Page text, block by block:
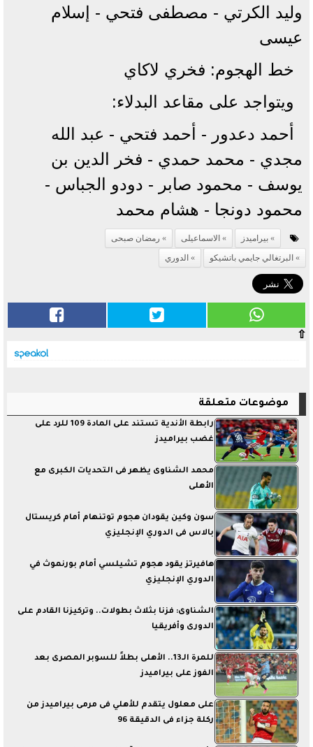
وليد الكرتي - مصطفى فتحي - إسلام
عيسى
خط الهجوم: فخري لاكاي
ويتواجد على مقاعد البدلاء:
أحمد دعدور - أحمد فتحي - عبد الله
مجدي - محمد حمدي - فخر الدين بن
يوسف - محمود صابر - دودو الجباس -
محمود دونجا - هشام محمد
بيراميدز الاسماعيلى
رمضان صبحى
البرتغالي جايمي باتشيكو
الدوري
⇧
موضوعات متعلقة
رابطة الأندية تستند على المادة 109 للرد على
غضب بيراميدز
محمد الشناوى يظهر فى التحديات الكبرى مع
الأهلى
سون وكين يقودان هجوم توتنهام أمام كريستال
بالاس فى الدوري الإنجليزي
هافيرتز يقود هجوم تشيلسي أمام بورنموث في
الدوري الإنجليزي
الشناوى: فزنا بثلاث بطولات.. وتركيزنا القادم على
الدورى وأفريقيا
للمرة الـ13.. الأهلى بطلاً للسوبر المصرى بعد
الفوز على بيراميدز
على معلول يتقدم للأهلي فى مرمى بيراميدز من
ركلة جزاء فى الدقيقة 96